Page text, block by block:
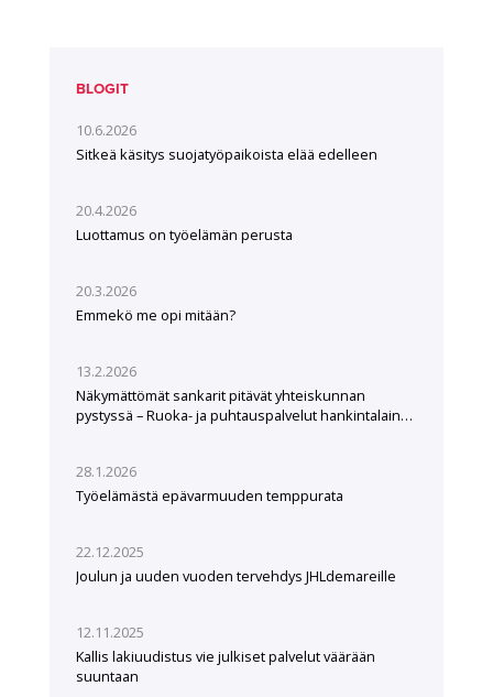
BLOGIT
10.6.2026
Sitkeä käsitys suojatyöpaikoista elää edelleen
20.4.2026
Luottamus on työelämän perusta
20.3.2026
Emmekö me opi mitään?
13.2.2026
Näkymättömät sankarit pitävät yhteiskunnan
pystyssä – Ruoka- ja puhtauspalvelut hankintalain
28.1.2026
Työelämästä epävarmuuden temppurata
22.12.2025
Joulun ja uuden vuoden tervehdys JHLdemareille
12.11.2025
Kallis lakiuudistus vie julkiset palvelut väärään
suuntaan